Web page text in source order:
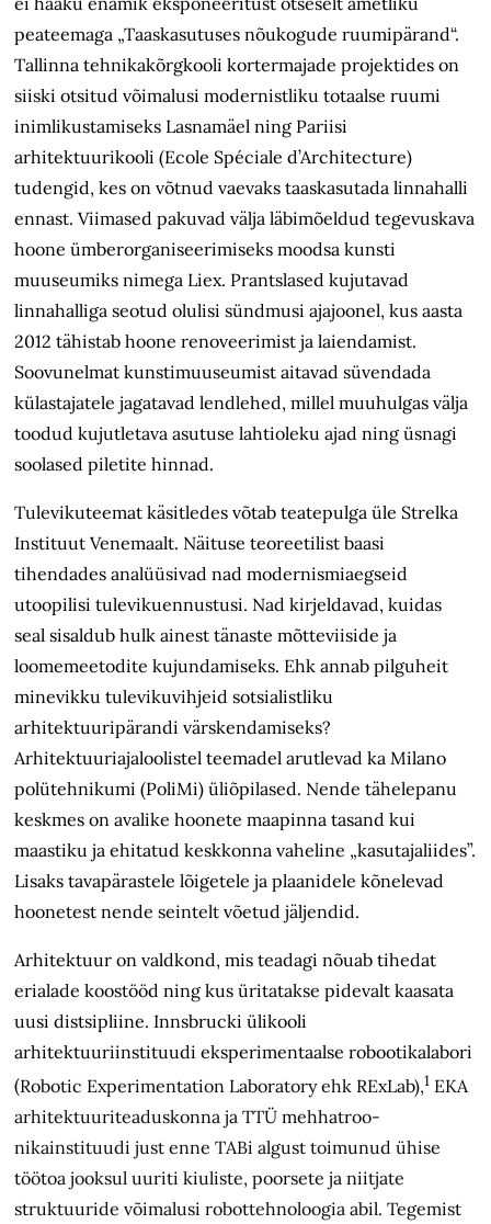
peateemaga „Taaskasutuses nõukogude ruumipärand“.
Tallinna tehnikakõrgkooli kortermajade projektides on
siiski otsitud võimalusi modernistliku totaalse ruumi
inimlikustamiseks Lasnamäel ning Pariisi
arhitektuurikooli (Ecole Spéciale d’Architecture)
tudengid, kes on võtnud vaevaks taaskasutada linnahalli
ennast. Viimased pakuvad välja läbimõeldud tegevuskava
hoone ümberorganiseerimiseks moodsa kunsti
muuseumiks nimega Liex. Prantslased kujutavad
linnahalliga seotud olulisi sündmusi ajajoonel, kus aasta
2012 tähistab hoone renoveerimist ja laiendamist.
Soovunelmat kunstimuuseumist aitavad süvendada
külastajatele jagatavad lendlehed, millel muuhulgas välja
toodud kujutletava asutuse lahtioleku ajad ning üsnagi
soolased piletite hinnad.
Tulevikuteemat käsitledes võtab teatepulga üle Strelka
Instituut Venemaalt. Näituse teoreetilist baasi
tihendades analüüsivad nad modernismiaegseid
utoopilisi tulevikuennustusi. Nad kirjeldavad, kuidas
seal sisaldub hulk ainest tänaste mõtteviiside ja
loomemeetodite kujundamiseks. Ehk annab pilguheit
minevikku tulevikuvihjeid sotsialistliku
arhitektuuripärandi värskendamiseks?
Arhitektuuriajaloolistel teemadel arutlevad ka Milano
polütehnikumi (PoliMi) üliõpilased. Nende tähelepanu
keskmes on avalike hoonete maapinna tasand kui
maastiku ja ehitatud keskkonna vaheline „kasutajaliides”.
Lisaks tavapärastele lõigetele ja plaanidele kõnelevad
hoonetest nende seintelt võetud jäljendid.
Arhitektuur on valdkond, mis teadagi nõuab tihedat
erialade koostööd ning kus üritatakse pidevalt kaasata
uusi distsipliine. Innsbrucki ülikooli
arhitektuuriinstituudi eksperimen­taalse robootikalabori
(Robotic Experimentation Laboratory ehk RExLab),1 EKA
arhitektuuriteaduskonna ja TTÜ mehhatroo­
nikainstituudi just enne TABi algust toimunud ühise
töötoa jooksul uuriti kiuliste, poorsete ja niitjate
struktuuride võimalusi robottehnoloogia abil. Tegemist